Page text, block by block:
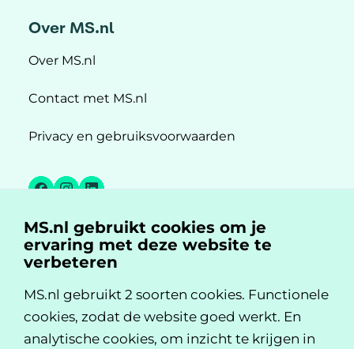
Over MS.nl
Over MS.nl
Contact met MS.nl
Privacy en gebruiksvoorwaarden
Facebook
Instagram
LinkedIn
MS.nl is een initiatief van:
MS.nl gebruikt cookies om je
ervaring met deze website te
verbeteren
MS.nl gebruikt 2 soorten cookies. Functionele
cookies, zodat de website goed werkt. En
analytische cookies, om inzicht te krijgen in